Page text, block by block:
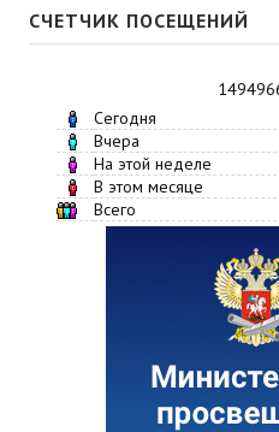
СЧЕТЧИК ПОСЕЩЕНИЙ
Сегодня
Вчера
На этой неделе
В этом месяце
Всего